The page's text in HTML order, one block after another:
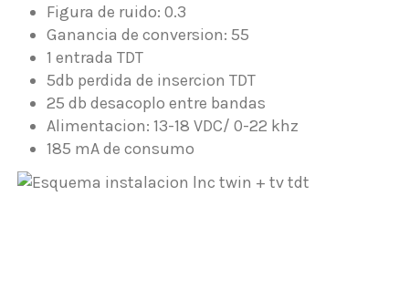
Figura de ruido: 0.3
Ganancia de conversion: 55
1 entrada TDT
5db perdida de insercion TDT
25 db desacoplo entre bandas
Alimentacion: 13-18 VDC/ 0-22 khz
185 mA de consumo